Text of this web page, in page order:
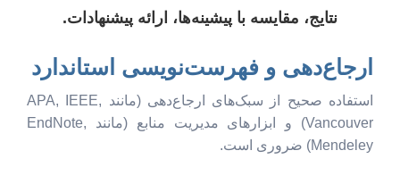
نتایج، مقایسه با پیشینه‌ها، ارائه پیشنهادات.
ارجاع‌دهی و فهرست‌نویسی استاندارد
استفاده صحیح از سبک‌های ارجاع‌دهی (مانند APA, IEEE,
Vancouver) و ابزارهای مدیریت منابع (مانند EndNote,
Mendeley) ضروری است.